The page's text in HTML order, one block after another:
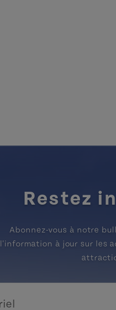
Restez
Abonnez-vous à notre
l'information à jour sur les